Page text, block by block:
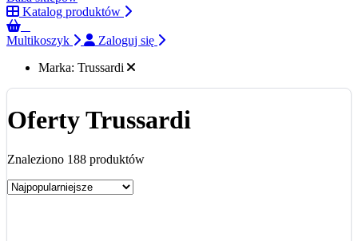
Katalog produktów
Multikoszyk
Zaloguj się
Marka: Trussardi
Oferty Trussardi
Znaleziono 188 produktów